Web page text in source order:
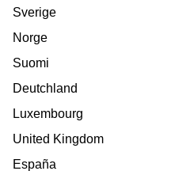
Sverige
Norge
Suomi
Deutchland
Luxembourg
United Kingdom
España